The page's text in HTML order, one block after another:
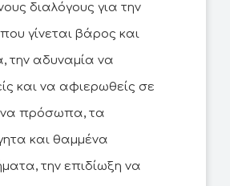
διαλόγους για την
γίνεται βάρος και
την αδυναμία να
και να αφιερωθείς σε
πρόσωπα, τα
και θαμμένα
την επιδίωξη να